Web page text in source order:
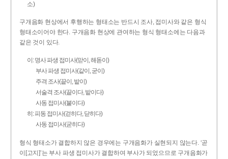
소)
구개음화 현상에서 후행하는 형태소는 반드시 조사, 접미사와 같은 형식
형태소이어야 한다. 구개음화 현상에 관여하는 형식 형태소에는 다음과
같은 것이 있다.
이: 명사 파생 접미사(맏이, 해돋이)
부사 파생 접미사(같이, 굳이)
주격 조사(끝이, 밭이)
서술격 조사(끝이다, 밭이다)
사동 접미사(붙이다)
히: 피동 접미사(걷히다, 닫히다)
사동 접미사(굳히다)
형식 형태소가 결합하지 않은 경우에는 구개음화가 실현되지 않는다. ‘곧
이[고지]’는 부사 파생 접미사가 결합하여 부사가 되었으므로 구개음화가